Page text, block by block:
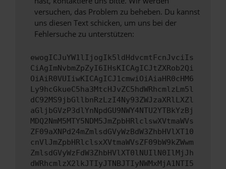
versuchen, das Problem zu beheben. Du kannst
uns diesen Text schicken, um uns bei der
Fehlersuche zu unterstützen:
ewogICJuYW1lIjogIk5ldHdvcmtFcnJvciIs
CiAgImNvbmZpZyI6IHsKICAgICJtZXRob2Qi
OiAiR0VUIiwKICAgICJ1cmwiOiAiaHR0cHM6
Ly9hcGkueC5ha3MtcHJvZC5hdWRhcmlzLm5l
dC92MS9jbGllbnRzLzI4Ny93ZWJzaXRlLXZl
aGljbGVzP3dlYnNpdGU9NWY4NTU2YTBkYzBj
MDQ2NmM5MTY5NDM5JmZpbHRlclswXVtmaWVs
ZF09aXNPd24mZmlsdGVyWzBdW3ZhbHVlXT10
cnVlJmZpbHRlclsxXVtmaWVsZF09bW9kZWwm
ZmlsdGVyWzFdW3ZhbHVlXT0lNUIlN0IlMjJh
dWRhcmlzX2lkJTIyJTNBJTIyNWMxMjA1NTI5